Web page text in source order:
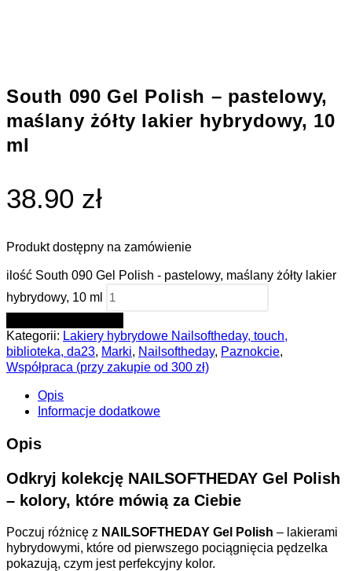
South 090 Gel Polish – pastelowy,
maślany żółty lakier hybrydowy, 10
ml
38.90 zł
Produkt dostępny na zamówienie
ilość South 090 Gel Polish - pastelowy, maślany żółty lakier
hybrydowy, 10 ml
Kategorii: Lakiery hybrydowe Nailsoftheday, touch,
biblioteka, da23, Marki, Nailsoftheday, Paznokcie,
Współpraca (przy zakupie od 300 zł)
Opis
Informacje dodatkowe
Opis
Odkryj kolekcję NAILSOFTHEDAY Gel Polish
– kolory, które mówią za Ciebie
Poczuj różnicę z NAILSOFTHEDAY Gel Polish – lakierami
hybrydowymi, które od pierwszego pociągnięcia pędzelka
pokazują, czym jest perfekcyjny kolor.